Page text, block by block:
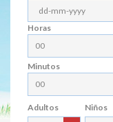
Horas
00
Minutos
00
Adultos
Niños